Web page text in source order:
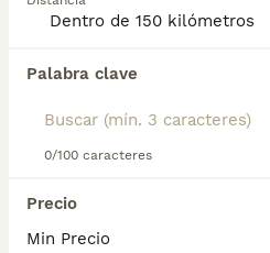
Palabra clave
0/100 caracteres
Precio
Min Precio
Encontramos 0 Pastor
Si deseas exactamente
búsqueda y espera el